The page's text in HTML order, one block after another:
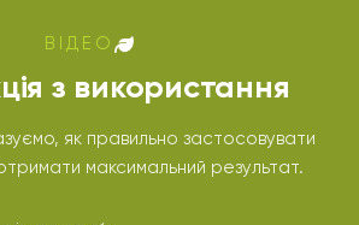
ВІДЕО
з використання
як правильно застосовувати
максимальний результат.